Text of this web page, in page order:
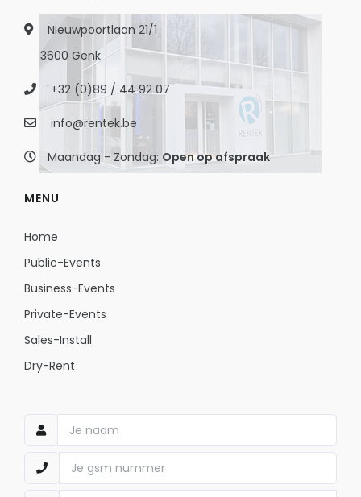
Nieuwpoortlaan 21/1
3600 Genk
+32 (0)89 / 44 92 07
info@rentek.be
Maandag - Zondag: Open op afspraak
MENU
Home
Public-Events
Business-Events
Private-Events
Sales-Install
Dry-Rent